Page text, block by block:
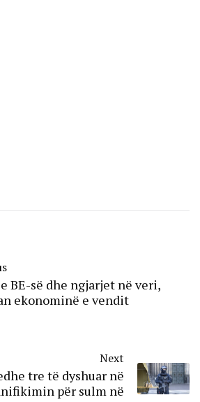
BE-së dhe ngjarjet në veri,
ekonominë e vendit
Next
tre të dyshuar në
për sulm në